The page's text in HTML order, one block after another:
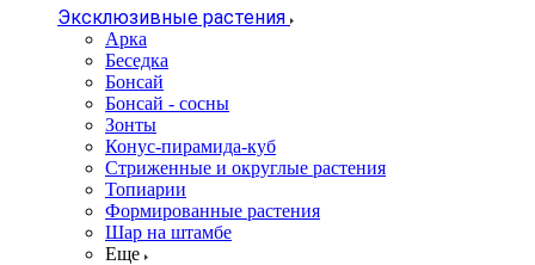
Эксклюзивные растения
Арка
Беседка
Бонсай
Бонсай - сосны
Зонты
Конус-пирамида-куб
Стриженные и округлые растения
Топиарии
Формированные растения
Шар на штамбе
Еще